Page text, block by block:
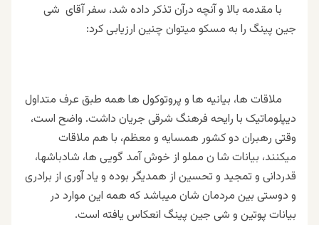
با مقدمه بالا و آنچه درآن تذکر داده شد، سفر آقای شی
جین پینگ را به مسکو میتوان چنین ارزیابی کرد:
ملاقات ها، بیانیه ها و پروتوکول ها همه طبق عرف متداول
دیپلوماتیک با رایحه فرهنگ شرقی جریان داشت. واضح است،
وقتی رهبران دو کشور همسایه و معظم، با هم ملاقات
میکنند، بیانات شا ن مملو از خوش آمد گویی ها، شادباشها،
قدردانی و تمجید و تحسین از همدیگر بوده و یاد آوری از برادری
و دوستی بین مردمان شان میباشد که همه این موارد در
بیانات پوتین و شی جین پینگ انعکاس یافته است.